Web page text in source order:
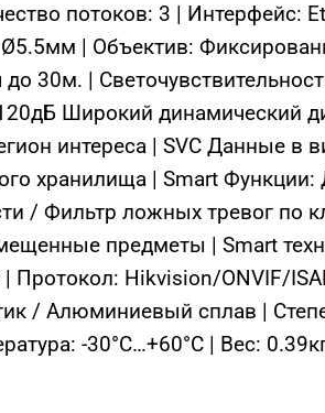
потоков: 3 | Интерфейс:
Ø5.5мм | Объектив:
до 30м. |
Широкий динамический
интереса | SVC Данные в
хранилища | Smart
/ Фильтр ложных тревог по
предметы | Smart
Протокол: Hikvision/ONVIF/
/ Алюминиевый сплав |
-30°C…+60°C | Вес: